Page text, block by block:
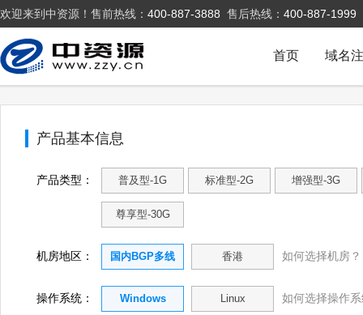
欢迎来到中资源！售前热线： 400-887-3888 售后热线： 400-887-1999
域名
首页
产品基本信息
产品类型： 普及型-1G 标准型-2G 增强型-3G
尊享型-30G
机房地区： 国内BGP多线 香港 如何选择机房？
操作系统： Windows Linux 如何选择操作